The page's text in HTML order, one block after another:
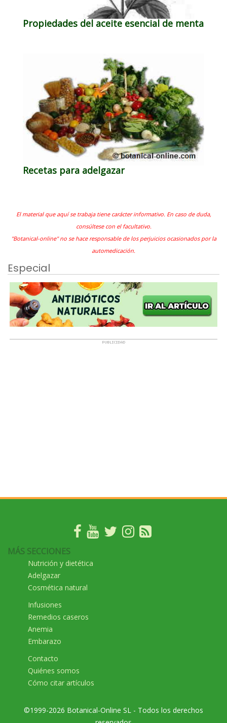
Propiedades del aceite esencial de menta
Recetas para adelgazar
El material que aquí se trabaja tiene carácter informativo. En caso de duda,
consúltese con el facultativo.
"Botanical-online" no se hace responsable de los perjuicios ocasionados por la
automedicación.
Especial
MÁS SECCIONES
Nutrición y dietética
Adelgazar
Cosmética natural
Infusiones
Remedios caseros
Anemia
Embarazo
Contacto
Quiénes somos
Cómo citar artículos
©1999-2026 Botanical-Online SL - Todos los derechos